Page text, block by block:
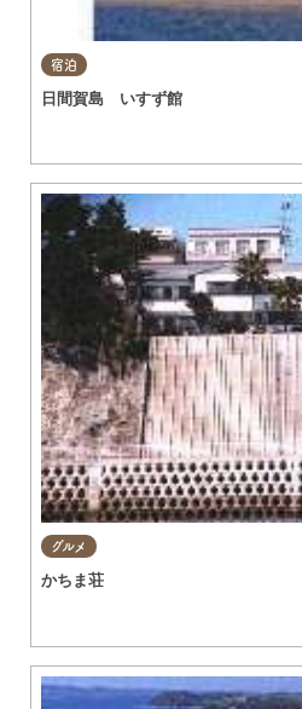
宿泊
日間賀島 いすず館
グルメ
かちま荘